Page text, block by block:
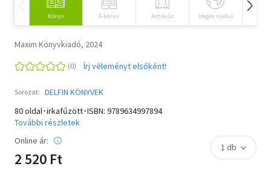
Könyv E-könyv Antikvár Idegen nyelvű
Maxim Könyvkiadó, 2024
Írj véleményt elsőként!
Sorozat: DELFIN KÖNYVEK
80 oldal･irkafűzött･ISBN: 9789634997894
További részletek
Online ár:
2 520 Ft